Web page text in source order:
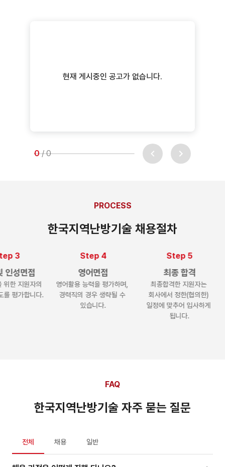
현재 게시중인 공고가 없습니다.
0 / 0
PROCESS
한국지역난방기술 채용절차
접
자의
니다.
Step 4
영어면접
영어활용 능력을 평가하며,
경력직의 경우 생략될 수
있습니다.
Step 5
최종 합격
최종합격한 지원자는
회사에서 정한(협의한)
일정에 맞추어 입사하게
본인의
FAQ
한국지역난방기술 자주 묻는 질문
전체 채용 일반